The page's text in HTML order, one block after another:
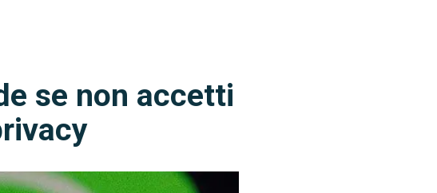
se non accetti